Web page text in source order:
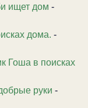
ищет дом -
дома. -
Гоша в поисках
руки -